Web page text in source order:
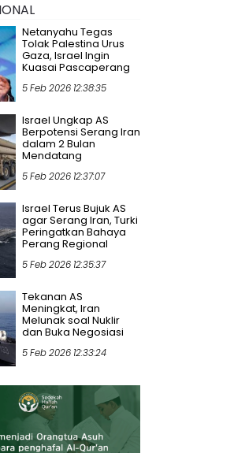
Netanyahu Tegas
Tolak Palestina Urus
Gaza, Israel Ingin
Kuasai Pascaperang
5 Feb 2026 12:38:35
Israel Ungkap AS
Berpotensi Serang Iran
dalam 2 Bulan
Mendatang
5 Feb 2026 12:37:07
Israel Terus Bujuk AS
agar Serang Iran, Turki
Peringatkan Bahaya
Perang Regional
5 Feb 2026 12:35:37
Tekanan AS
Meningkat, Iran
Melunak soal Nuklir
dan Buka Negosiasi
5 Feb 2026 12:33:24